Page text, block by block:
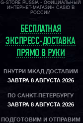
G-STORE RUSSIA - ОФИЦИАЛЬНЫЙ
ИНТЕРНЕТ-МАГАЗИН CASIO В
РОССИИ
БЕСПЛАТНАЯ
ЭКСПРЕСС-ДОСТАВКА
ПРЯМО В РУКИ
ВНУТРИ МКАД ДОСТАВИМ
ЗАВТРА 8 АВГУСТА 2026
ПО САНКТ-ПЕТЕРБУРГУ
ЗАВТРА 8 АВГУСТА 2026
ПОДГОТОВИМ И ОТПРАВИМ